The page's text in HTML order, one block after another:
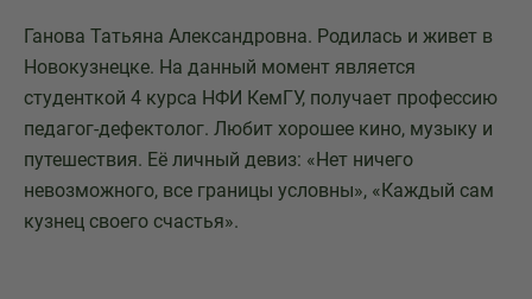
Ганова Татьяна Александровна. Родилась и живет в
Новокузнецке. На данный момент является
студенткой 4 курса НФИ КемГУ, получает профессию
педагог-дефектолог. Любит хорошее кино, музыку и
путешествия. Её личный девиз: «Нет ничего
невозможного, все границы условны», «Каждый сам
кузнец своего счастья».